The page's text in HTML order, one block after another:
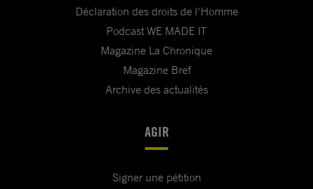
Déclaration des droits de l'Homme
Podcast WE MADE IT
Magazine La Chronique
Magazine Bref
Archive des actualités
AGIR
Signer une pétition